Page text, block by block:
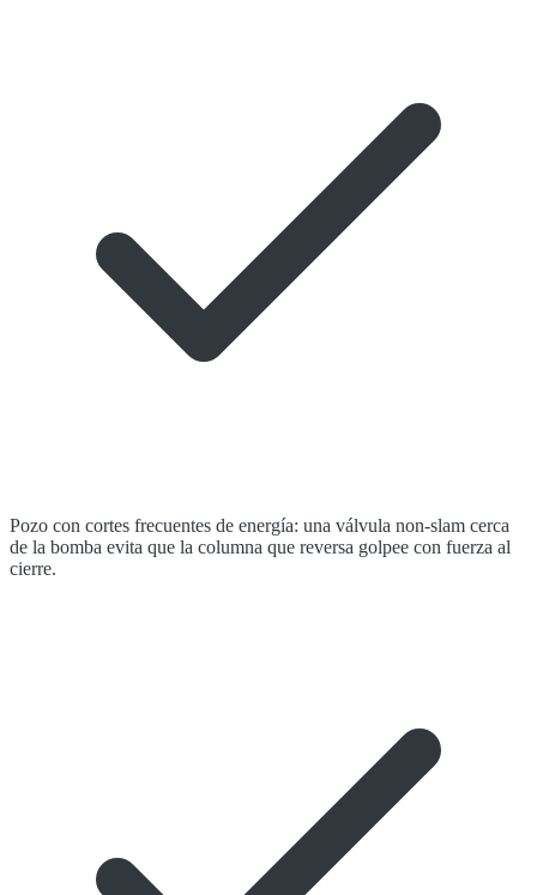
Pozo con cortes frecuentes de energía: una válvula non-slam cerca
de la bomba evita que la columna que reversa golpee con fuerza al
cierre.